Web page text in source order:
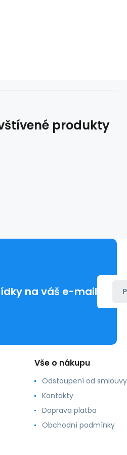
produkty
na váš e-mail
Vše o nákupu
Odstoupení od smlouvy
Kontakty
Doprava platba
Obchodní podmínky